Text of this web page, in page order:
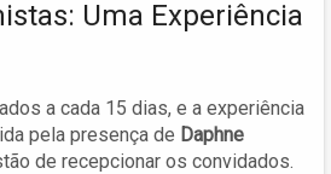
Uma Experiência
a cada 15 dias, e a experiência
pela presença de Daphne
de recepcionar os convidados.